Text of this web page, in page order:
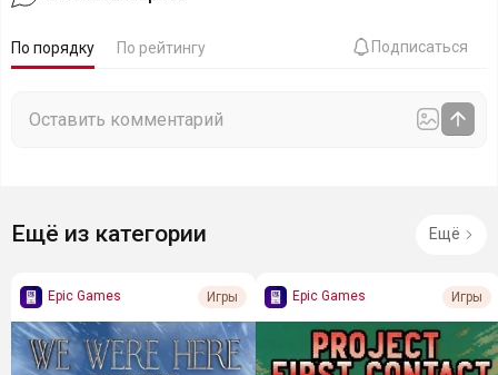
По порядку По рейтингу Подписаться
Ещё из категории Ещё
Epic Games Игры Epic Games Игры